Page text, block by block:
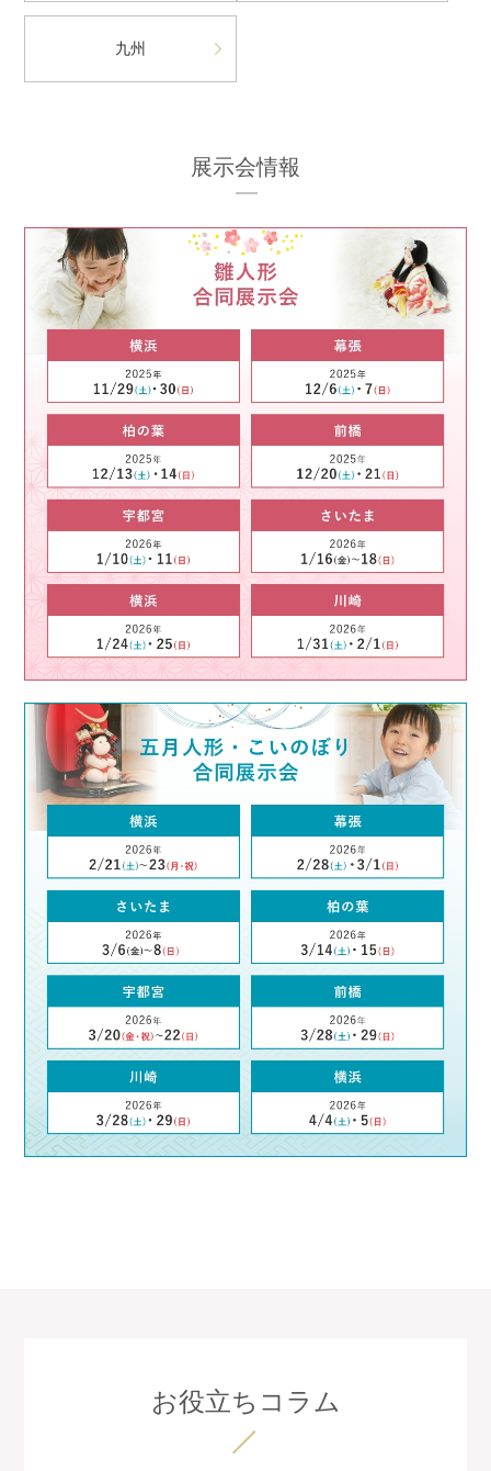
九州
展示会情報
お役立ちコラム